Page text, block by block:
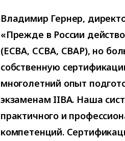
Владимир Гернер,
«Прежде в России
(ECBA, CCBA, CBAP), но
собственную
многолетний опыт
экзаменам IIBA. Наша
практичного и
компетенций.